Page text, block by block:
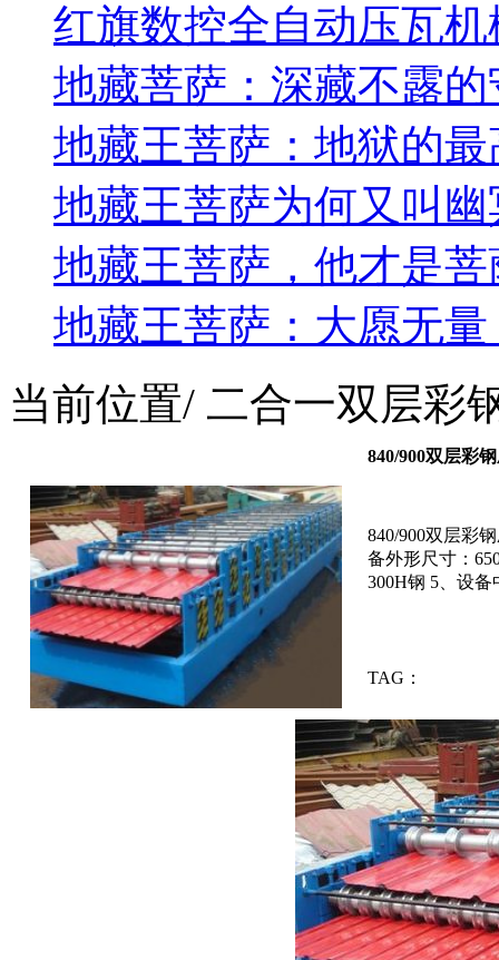
红旗数控全自动压瓦机
地藏菩萨：深藏不露
地藏王菩萨：地狱的
地藏王菩萨为何又叫
地藏王菩萨，他才是
地藏王菩萨：大愿无
当前位置/ 二合一双层彩
840/900双层彩
840/900双层彩
备外形尺寸：
300H钢 5、设备
TAG：